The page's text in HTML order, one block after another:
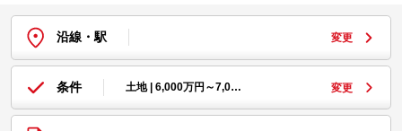
沿線・駅 変更
条件 土地 | 6,000万円～7,0… 変更